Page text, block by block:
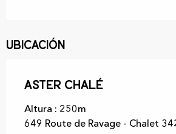
Ubicación
Aster Chalé
Altura : 250m
649 Route de Ravage - Chalet